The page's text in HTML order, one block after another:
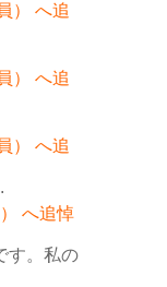
） へ追
） へ追
） へ追
へ追悼
す。私の